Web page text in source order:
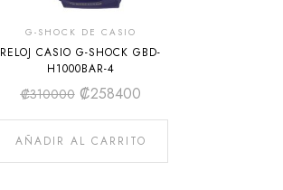
G-SHOCK DE CASIO
RELOJ CASIO G-SHOCK GBD-
H1000BAR-4
₡310000 ₡258400
AÑADIR AL CARRITO